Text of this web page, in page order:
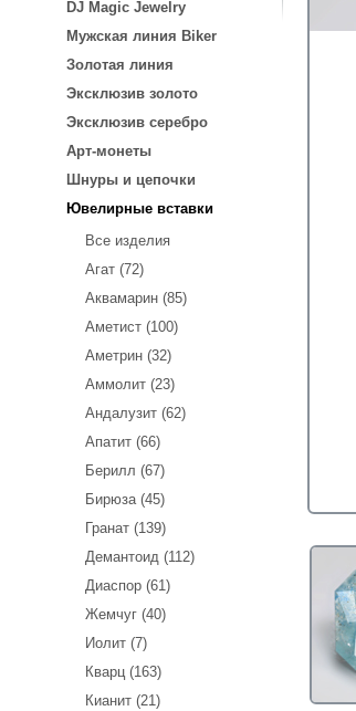
DJ Magic Jewelry
Мужская линия Biker
Золотая линия
Эксклюзив золото
Эксклюзив серебро
Арт-монеты
Шнуры и цепочки
Ювелирные вставки
Все изделия
Агат (72)
Аквамарин (85)
Аметист (100)
Аметрин (32)
Аммолит (23)
Андалузит (62)
Апатит (66)
Берилл (67)
Бирюза (45)
Гранат (139)
Демантоид (112)
Диаспор (61)
Жемчуг (40)
Иолит (7)
Кварц (163)
Кианит (21)